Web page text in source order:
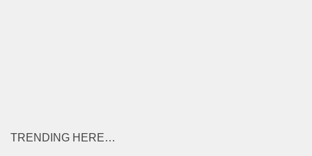
TRENDING HERE…